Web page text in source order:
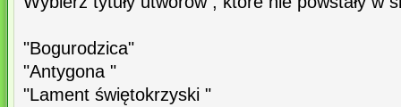
"Bogurodzica"
"Antygona "
"Lament świętokrzyski "